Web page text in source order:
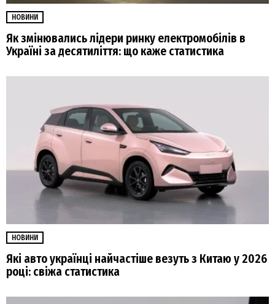
НОВИНИ
Як змінювались лідери ринку електромобілів в
Україні за десятиліття: що каже статистика
НОВИНИ
Які авто українці найчастіше везуть з Китаю у 2026
році: свіжа статистика